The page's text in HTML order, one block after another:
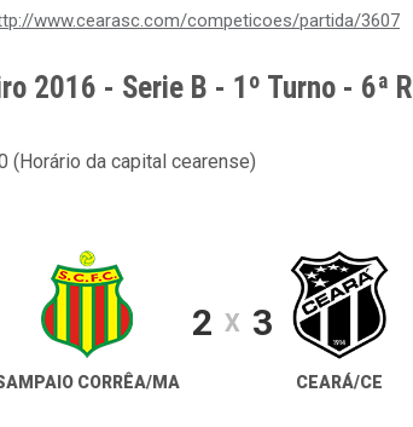
www.cearasc.com/competicoes/partida/3607
2016 - Serie B - 1º Turno - 6ª
(Horário da capital cearense)
CORRÊA/MA
2 X 3
CEARÁ/CE